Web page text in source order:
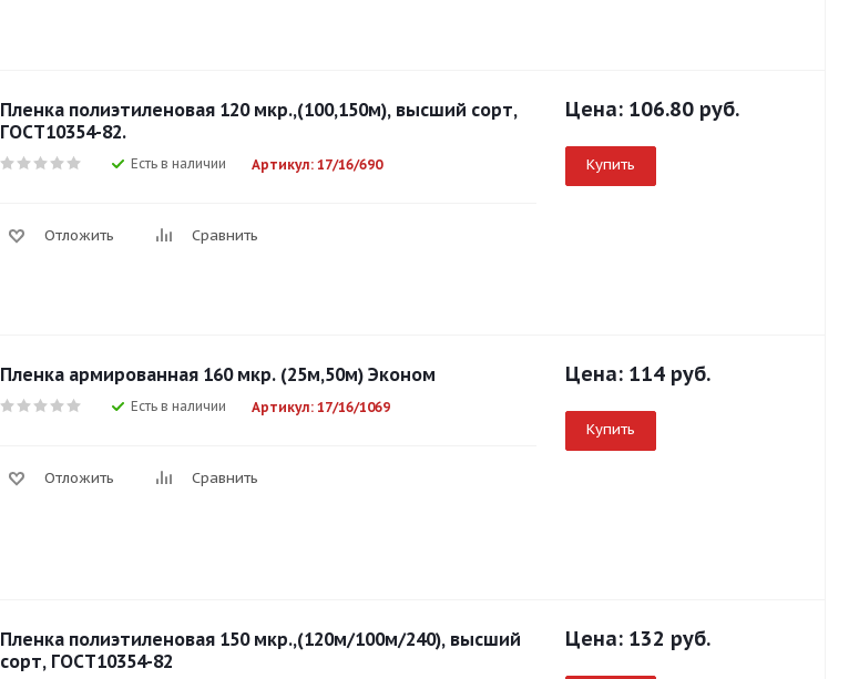
Пленка полиэтиленовая 120 мкр.,(100,150м), высший сорт,
ГОСТ10354-82.
Есть в наличии Артикул: 17/16/690
Отложить Сравнить
Цена: 106.80 руб.
Купить
Пленка армированная 160 мкр. (25м,50м) Эконом
Есть в наличии Артикул: 17/16/1069
Отложить Сравнить
Цена: 114 руб.
Купить
Пленка полиэтиленовая 150 мкр.,(120м/100м/240), высший
сорт, ГОСТ10354-82
Цена: 132 руб.